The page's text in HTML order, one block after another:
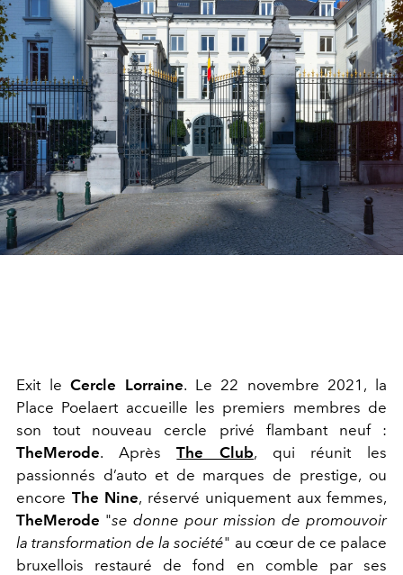
Exit leCercle Lorraine. Le 22 novembre 2021, la
Place Poelaert accueille les premiers membres de
son tout nouveau cercle privé flambant neuf :
TheMerode. AprèsThe Club, qui réunit les
passionnés d’auto et de marques de prestige, ou
encore The Nine, réservé uniquement aux femmes,
TheMerode "se donne pour mission de promouvoir
la transformation de la société" au cœur de ce palace
bruxellois restauré de fond en comble par ses